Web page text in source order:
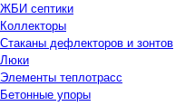
ЖБИ септики
Коллекторы
Стаканы дефлекторов и зонтов
Люки
Элементы теплотрасс
Бетонные упоры